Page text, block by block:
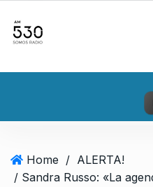
Home / ALERTA!